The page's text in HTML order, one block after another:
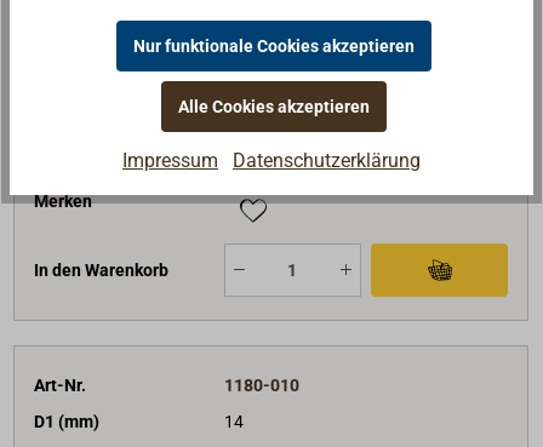
1
109,00 €*
netto:91,60 €
Am Lager
Merken
In den Warenkorb
Art-Nr.
1180-010
D1 (mm)
14
Nur funktionale Cookies akzeptieren
Alle Cookies akzeptieren
Impressum Datenschutzerklärung